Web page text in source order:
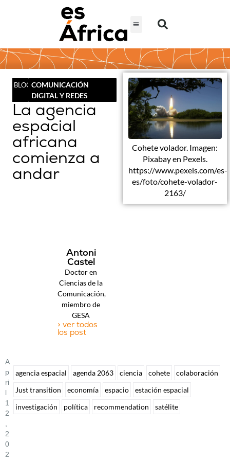
BLOG COMUNICACIÓN
DIGITAL Y REDES
La agencia
espacial
africana
comienza a
andar
Cohete volador. Imagen:
Pixabay en Pexels.
https://www.pexels.com/es-
es/foto/cohete-volador-
2163/
Antoni
Castel
Doctor en
Ciencias de la
Comunicación,
miembro de
GESA
> ver todos
los post
A
P
Ri
L
1
2
,
2
0
2
agencia espacial agenda 2063 ciencia cohete
colaboración
Just transition
economía espacio
estación espacial
investigación
política recommendation satélite